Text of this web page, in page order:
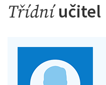
Třídníučitel